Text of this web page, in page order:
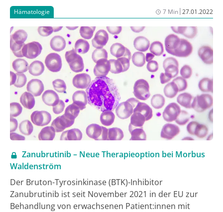
neue Evidenz hinzugekommen. Deshalb wurde die
Leitlinie erneut aktualisiert. Einige wichtige
Änderungen des jetzt vorliegenden neuen Updates (1)
werden nachfolgend vorgestellt.
Hämatologie 7 Min|27.01.2022
Zanubrutinib – Neue Therapieoption bei Morbus
Waldenström
Der Bruton-Tyrosinkinase (BTK)-Inhibitor
Zanubrutinib ist seit November 2021 in der EU zur
Behandlung von erwachsenen Patient:innen mit